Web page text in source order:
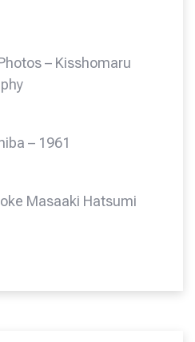
– Kisshomaru
– 1961
Masaaki Hatsumi